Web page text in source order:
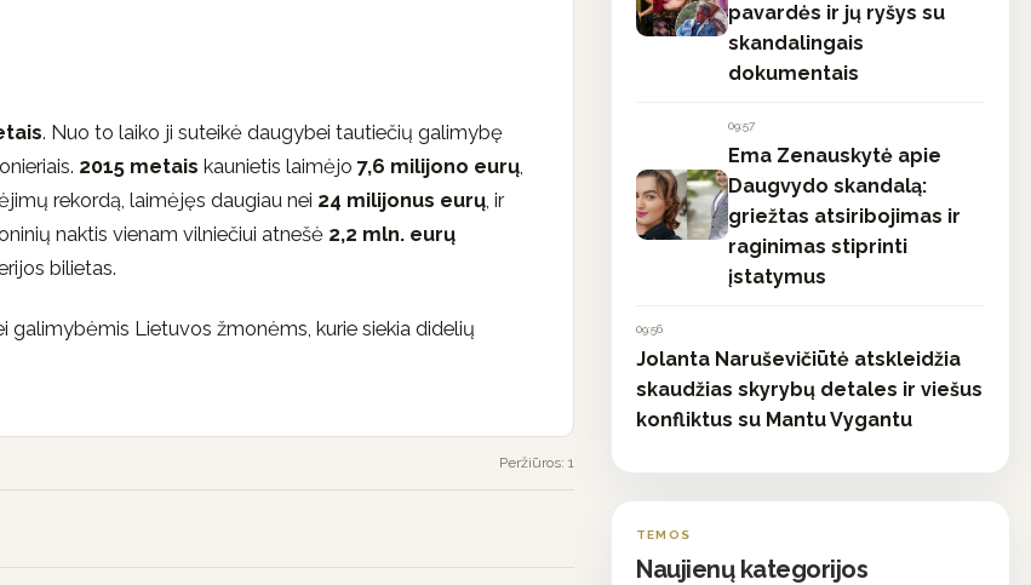
. Nuo to laiko ji suteikė daugybei tautiečių galimybę
2015 metais kaunietis laimėjo 7,6 milijono eurų,
rekordą, laimėjęs daugiau nei 24 milijonus eurų, ir
naktis vienam vilniečiui atnešė 2,2 mln. eurų
bilietas.
galimybėmis Lietuvos žmonėms, kurie siekia didelių
Peržiūros: 1
pavardės ir jų ryšys su
skandalingais
dokumentais
09:57
Ema Zenauskytė apie
Daugvydo skandalą:
griežtas atsiribojimas ir
raginimas stiprinti
įstatymus
09:56
Jolanta Naruševičiūtė atskleidžia
skaudžias skyrybų detales ir viešus
konfliktus su Mantu Vygantu
TEMOS
Naujienų kategorijos